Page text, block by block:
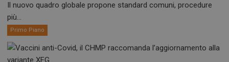
Il nuovo quadro globale propone standard comuni, procedure
più...
Primo Piano